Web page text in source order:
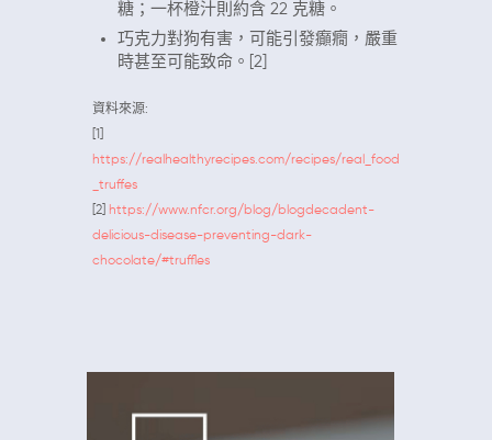
糖；一杯橙汁則約含 22 克糖。
巧克力對狗有害，可能引發癲癇，嚴重
時甚至可能致命。[2]
資料來源:
https://realhealthyrecipes.com/recipes/real_food
_truffes
[2] https://www.nfcr.org/blog/blogdecadent-
delicious-disease-preventing-dark-
chocolate/#truffles